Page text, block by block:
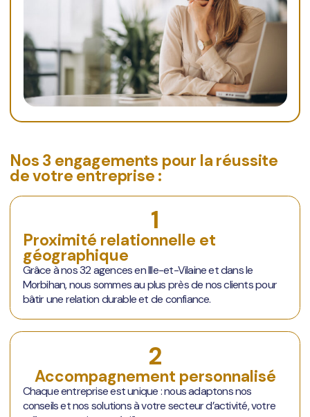
Nos 3 engagements pour la réussite
de votre entreprise :
1
Proximité relationnelle et
géographique
Grâce à nos 32 agences en Ille-et-Vilaine et dans le
Morbihan, nous sommes au plus près de nos clients pour
bâtir une relation durable et de confiance.
2
Accompagnement personnalisé
Chaque entreprise est unique : nous adaptons nos
conseils et nos solutions à votre secteur d’activité, votre